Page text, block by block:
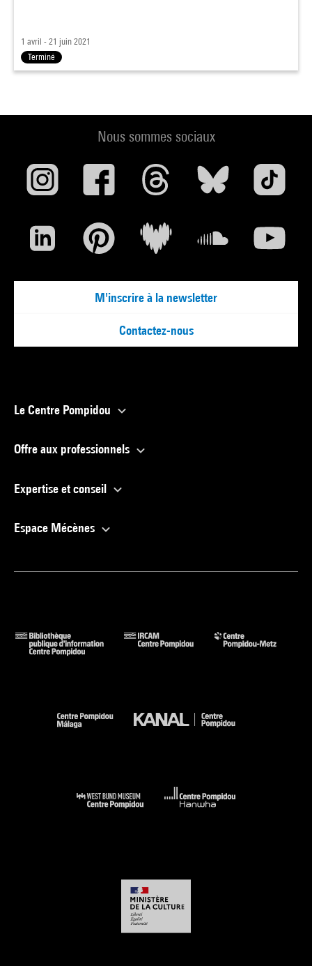
1 avril - 21 juin 2021
Terminé
Nous sommes sociaux
M'inscrire à la newsletter
Contactez-nous
Le Centre Pompidou
Offre aux professionnels
Expertise et conseil
Espace Mécènes